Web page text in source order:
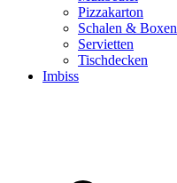
Pizzakarton
Schalen & Boxen
Servietten
Tischdecken
Imbiss